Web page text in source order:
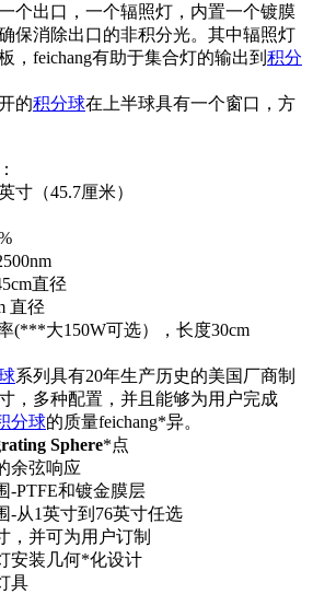
个出口，一个辐照灯，内置一个镀膜
保消除出口的非积分光。其中辐照灯
，feichang有助于集合灯的输出到 积分
的积分球在上半球具有一个窗口，方
寸（45.7厘米）
直径
直径
(***大150W可选），长度30cm
系列具有20年生产历史的美国厂商制
，多种配置，并且能够为用户完成
分球的质量feichang*异。
Sphere*点
余弦响应
-PTFE和镀金膜层
-从1英寸到76英寸任选
，并可为用户订制
安装几何*化设计
具